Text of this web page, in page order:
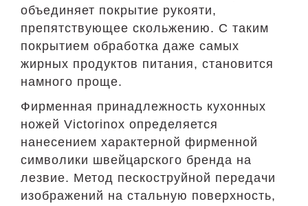
объединяет покрытие рукояти,
препятствующее скольжению. С таким
покрытием обработка даже самых
жирных продуктов питания, становится
намного проще.
Фирменная принадлежность кухонных
ножей Victorinox определяется
нанесением характерной фирменной
символики швейцарского бренда на
лезвие. Метод пескоструйной передачи
изображений на стальную поверхность,